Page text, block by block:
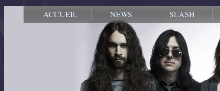
ACCUEIL NEWS SLASH